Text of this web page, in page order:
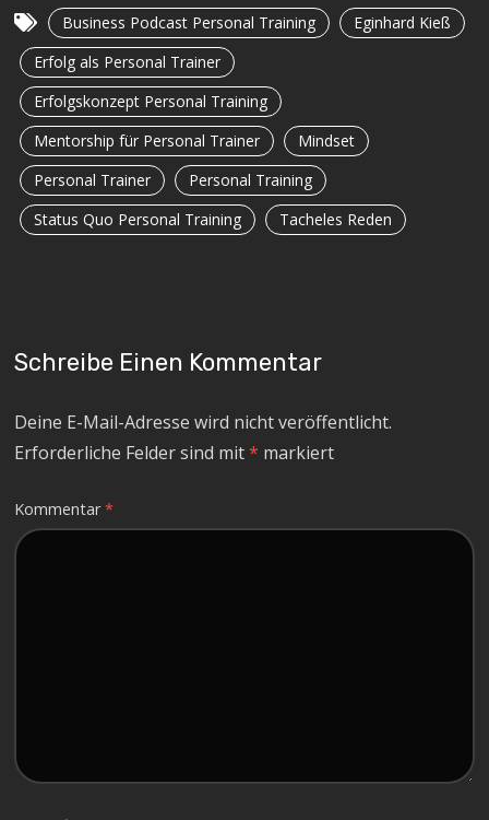
Business Podcast Personal Training
Eginhard Kieß
Erfolg als Personal Trainer
Erfolgskonzept Personal Training
Mentorship für Personal Trainer
Mindset
Personal Trainer
Personal Training
Status Quo Personal Training
Tacheles Reden
Schreibe Einen Kommentar
Deine E-Mail-Adresse wird nicht veröffentlicht.
Erforderliche Felder sind mit* markiert
Kommentar*